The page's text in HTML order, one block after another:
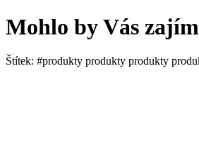
Mohlo by Vás
Štítek: #produkty produkty produkty